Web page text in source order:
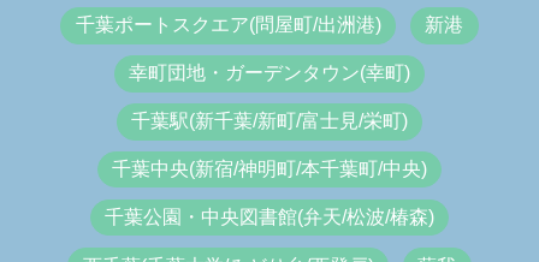
千葉ポートスクエア(問屋町/出洲港) 新港
幸町団地・ガーデンタウン(幸町)
千葉駅(新千葉/新町/富士見/栄町)
千葉中央(新宿/神明町/本千葉町/中央)
千葉公園・中央図書館(弁天/松波/椿森)